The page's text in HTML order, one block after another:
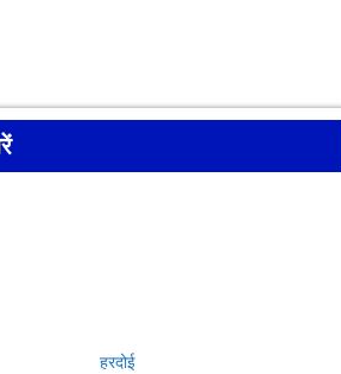
हरदोई